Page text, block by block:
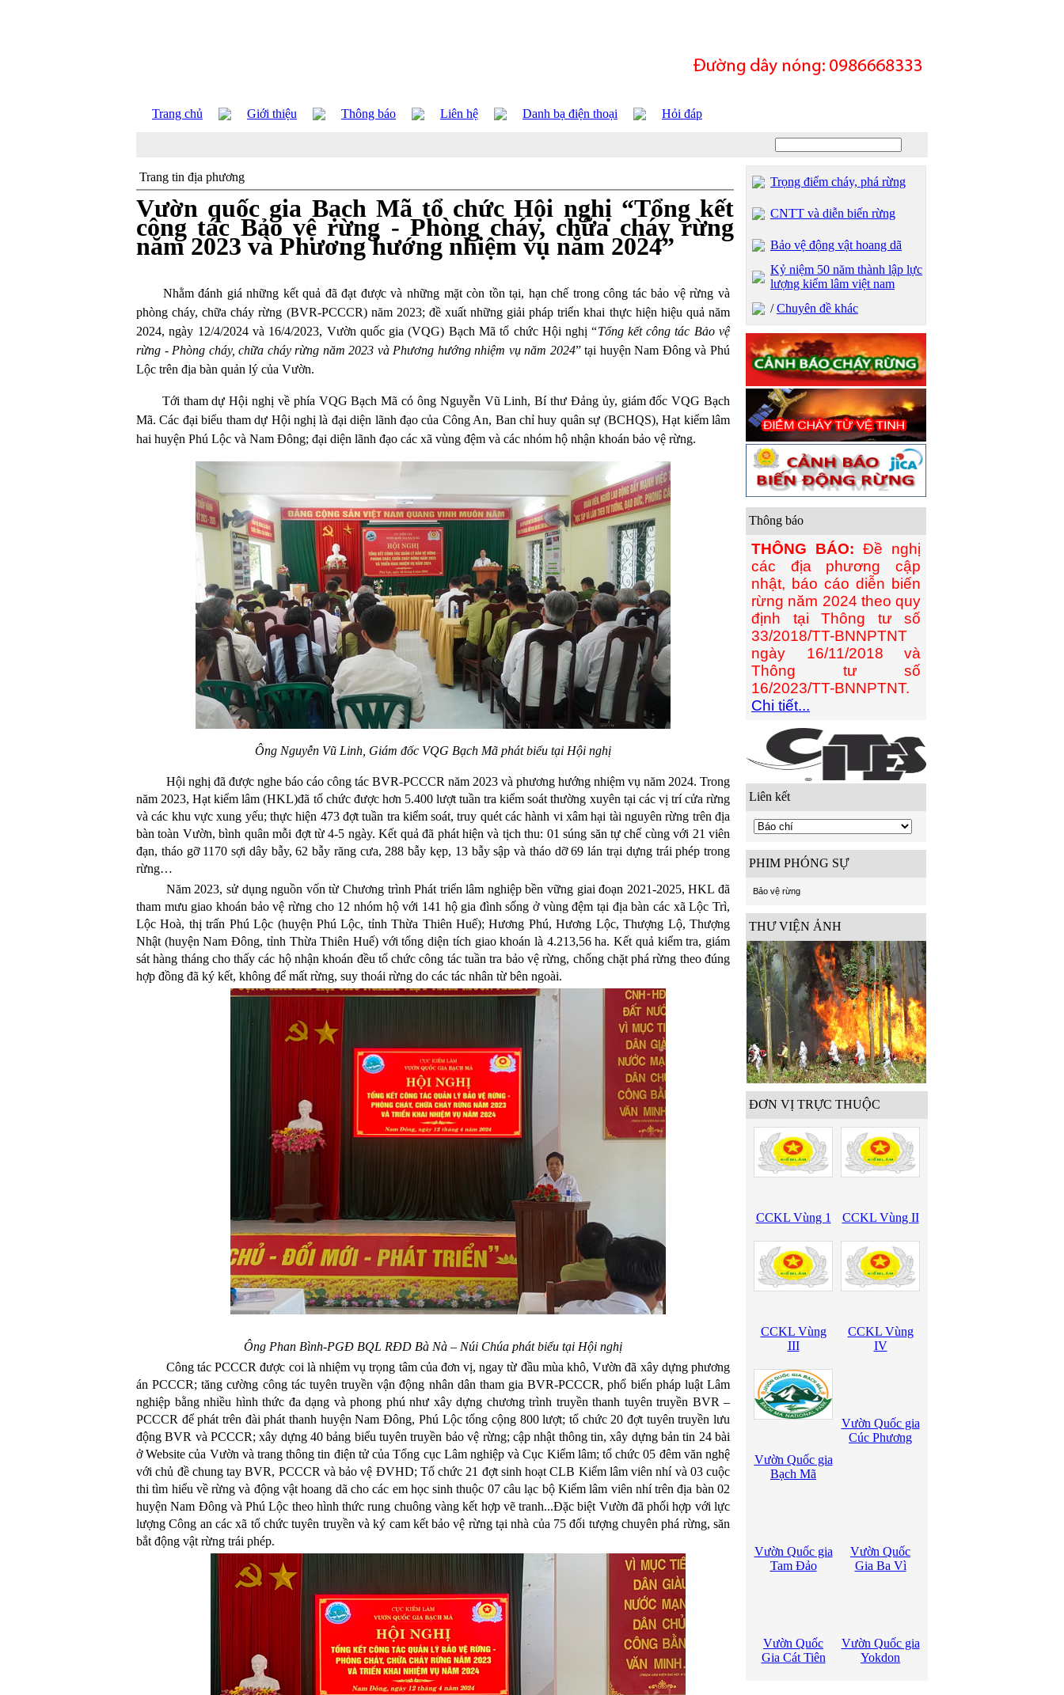
Trang chủ Giới thiệu Thông báo Liên hệ Danh bạ điện thoại Hỏi đáp
Trang tin địa phương
Vườn quốc gia Bạch Mã tổ chức Hội nghị “Tổng kết
công tác Bảo vệ rừng - Phòng cháy, chữa cháy rừng
năm 2023 và Phương hướng nhiệm vụ năm 2024”
Nhằm đánh giá những kết quả đã đạt được và những mặt còn tồn tại, hạn chế trong công tác bảo vệ rừng và
phòng cháy, chữa cháy rừng (BVR-PCCCR) năm 2023; đề xuất những giải pháp triển khai thực hiện hiệu quả năm
2024, ngày 12/4/2024 và 16/4/2023, Vườn quốc gia (VQG) Bạch Mã tổ chức Hội nghị “Tổng kếtcông tác Bảo vệ
rừng - Phòng cháy, chữa cháy rừng năm 2023 và Phương hướng nhiệm vụ năm 2024” tại huyện Nam Đông và Phú
Lộc trên địa bàn quản lý của Vườn.
Tới tham dự Hội nghị về phía VQG Bạch Mã có ông Nguyễn Vũ Linh, Bí thư Đảng ủy, giám đốc VQG Bạch
Mã. Các đại biểu tham dự Hội nghị là đại diện lãnh đạo của Công An, Ban chỉ huy quân sự (BCHQS), Hạt kiểm lâm
hai huyện Phú Lộc và Nam Đông; đại diện lãnh đạo các xã vùng đệm và các nhóm hộ nhận khoán bảo vệ rừng.
Ông Nguyễn Vũ Linh, Giám đốc VQG Bạch Mã phát biểu tại Hội nghị
Hội nghị đã được nghe báo cáo công tác BVR-PCCCR năm 2023 và phương hướng nhiệm vụ năm 2024. Trong
năm 2023, Hạt kiểm lâm (HKL)đã tổ chức được hơn 5.400 lượt tuần tra kiểm soát thường xuyên tại các vị trí cửa rừng
và các khu vực xung yếu; thực hiện 473đợt tuần tra kiểm soát, truy quétcác hành vi xâm hại tài nguyên rừng trên địa
bàn toàn Vườn, bình quân mỗi đợt từ 4-5 ngày. Kết quảđã phát hiện và tịch thu: 01 súng săn tự chế cùngvới 21 viên
đạn, tháo gỡ 1170 sợi dây bẫy, 62 bẫy răng cưa, 288 bẫy kẹp, 13 bẫy sập và tháo dỡ 69lán trại dựng trái phép trong
rừng…
Năm 2023, sử dụng nguồn vốn từ Chương trình Phát triển lâm nghiệp bền vững giai đoạn 2021-2025,HKLđã
tham mưu giao khoán bảo vệ rừng cho 12 nhóm hộ với 141 hộ gia đình sống ở vùng đệm tại địa bàn các xã Lộc Trì,
Lộc Hoà, thị trấn Phú Lộc (huyện Phú Lộc, tỉnh Thừa Thiên Huế); Hương Phú, Hương Lộc, Thượng Lộ, Thượng
Nhật (huyện Nam Đông, tỉnh Thừa Thiên Huế) với tổng diện tích giao khoán là 4.213,56 ha. Kết quả kiểm tra, giám
sát hàng tháng cho thấy các hộ nhận khoán đều tổ chức công tác tuần tra bảo vệ rừng, chống chặt phá rừng theo đúng
hợp đồng đã ký kết, không để mất rừng, suy thoái rừng do các tác nhân từ bên ngoài.
Ông Phan Bình-PGĐ BQL RĐD Bà Nà – Núi Chúa phát biểu tại Hội nghị
Công tác PCCCR được coi là nhiệm vụ trọng tâm của đơn vị, ngay từ đầu mùa khô, Vườn đã xây dựng phương
án PCCCR; tăng cường công tác tuyên truyền vận động nhân dân tham gia BVR-PCCCR, phổ biến pháp luật Lâm
nghiệp bằng nhiều hình thức đa dạng và phong phú như xây dựng chương trình truyền thanh tuyên truyền BVR –
PCCCR để phát trên đài phát thanh huyện Nam Đông, Phú Lộc tổng cộng 800 lượt; tổ chức 20 đợt tuyên truyền lưu
động BVR và PCCCR; xây dựng 40 bảng biểu tuyên truyền bảo vệ rừng; cập nhật thông tin, xây dựng bản tin 24 bài
ở Website của Vườn và trang thông tin điện tử của Tổng cục Lâm nghiệp và Cục Kiểm lâm; tổ chức 05 đêm văn nghệ
với chủ đề chung tay BVR, PCCCR và bảo vệ ĐVHD; Tổ chức 21 đợt sinh hoạt CLB Kiểm lâm viên nhí và 03 cuộc
thi tìm hiểu về rừng và động vật hoang dã cho các em học sinh thuộc 07 câu lạc bộ Kiểm lâm viên nhí trên địa bàn 02
huyện Nam Đông và Phú Lộc theo hình thức rung chuông vàng kết hợp vẽ tranh...Đặc biệt Vườn đã phối hợp với lực
lượng Công an các xã tổ chức tuyên truyền và ký cam kết bảo vệ rừng tại nhà của 75 đối tượng chuyên phá rừng, săn
bắt động vật rừng trái phép.
Trọng điểm cháy, phá rừng
CNTT và diễn biến rừng
Bảo vệ động vật hoang dã
Kỷ niệm 50 năm thành lập lực
lượng kiểm lâm việt nam
/Chuyên đề khác
Thông báo
THÔNG BÁO: Đề nghị
các địa phương cập
nhật, báo cáo diễn biến
rừng năm 2024 theo quy
định tại Thông tư số
33/2018/TT-BNNPTNT
ngày 16/11/2018 và
Thông tư số
16/2023/TT-BNNPTNT.
Chi tiết...
Liên kết
PHIM PHÓNG SỰ
Bảo vệ rừng
THƯ VIỆN ẢNH
ĐƠN VỊ TRỰC THUỘC
CCKL Vùng 1 CCKL Vùng II
CCKL Vùng
III
CCKL Vùng
IV
Vườn Quốc gia
Bạch Mã
Vườn Quốc gia
Cúc Phương
Vườn Quốc gia
Tam Đảo
Vườn Quốc
Gia Ba Vì
Vườn Quốc
Gia Cát Tiên
Vườn Quốc gia
Yokdon